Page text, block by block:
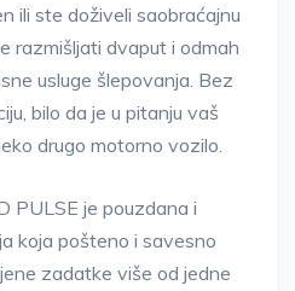
ili ste doživeli saobraćajnu
razmišljati dvaput i odmah
usluge šlepovanja. Bez
bilo da je u pitanju vaš
drugo motorno vozilo.
PULSE je pouzdana i
koja pošteno i savesno
zadatke više od jedne